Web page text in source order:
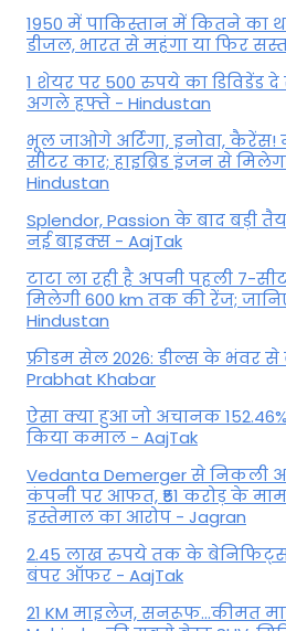
1950 में पाकिस्तान में कितने का
डीजल, भारत से महंगा या फिर
1 शेयर पर 500 रुपये का डिविडेंड
अगले हफ्ते - Hindustan
भूल जाओगे अर्टिगा, इनोवा, कैरेंस!
सीटर कार; हाइब्रिड इंजन से
Hindustan
Splendor, Passion के बाद बड़ी
नई बाइक्स - AajTak
टाटा ला रही है अपनी पहली 7-
मिलेगी 600 km तक की रेंज;
Hindustan
फ्रीडम सेल 2026: डील्स के भंवर
Prabhat Khabar
ऐसा क्या हुआ जो अचानक
किया कमाल - AajTak
Vedanta Demerger से निकली
कंपनी पर आफत, ₹51 करोड़ के
इस्तेमाल का आरोप - Jagran
2.45 लाख रुपये तक के
बंपर ऑफर - AajTak
21 KM माइलेज, सनरूफ...कीमत